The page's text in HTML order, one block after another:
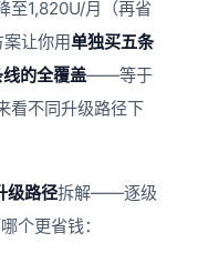
至1,820U/月（再省
让你用单独买五条
的全覆盖——等于
看不同升级路径下
级路径拆解——逐级
个更省钱：